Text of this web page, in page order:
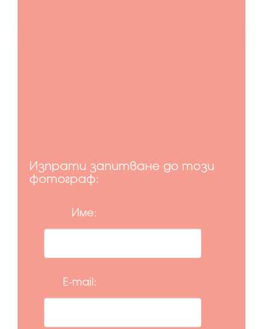
Изпрати запитване до този
фотограф:
Име:
E-mail: